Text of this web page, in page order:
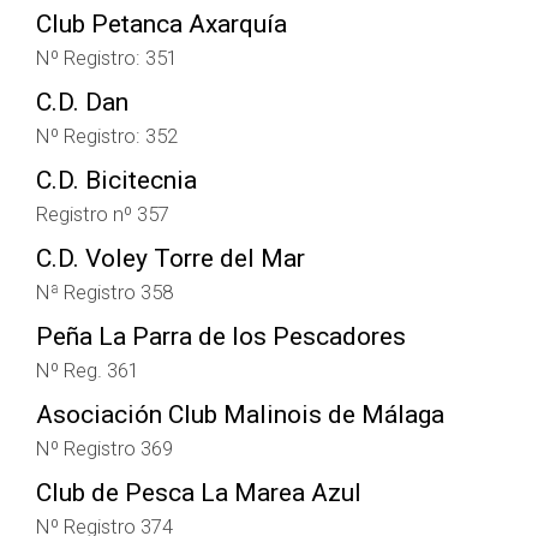
Club Petanca Axarquía
Nº Registro: 351
C.D. Dan
Nº Registro: 352
C.D. Bicitecnia
Registro nº 357
C.D. Voley Torre del Mar
Nª Registro 358
Peña La Parra de los Pescadores
Nº Reg. 361
Asociación Club Malinois de Málaga
Nº Registro 369
Club de Pesca La Marea Azul
Nº Registro 374